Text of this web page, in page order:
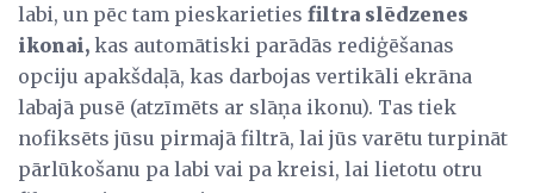
labi, un pēc tam pieskarieties filtra slēdzenes
ikonai, kas automātiski parādās rediģēšanas
opciju apakšdaļā, kas darbojas vertikāli ekrāna
labajā pusē (atzīmēts ar slāņa ikonu). Tas tiek
nofiksēts jūsu pirmajā filtrā, lai jūs varētu turpināt
pārlūkošanu pa labi vai pa kreisi, lai lietotu otru